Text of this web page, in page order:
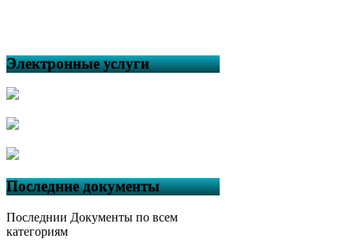
Электронные услуги
Последние документы
Последнии Документы по всем
категориям